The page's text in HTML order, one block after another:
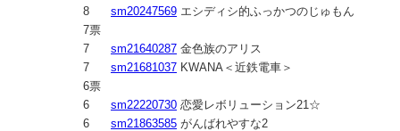
8
sm20247569 エシディシ的ふっかつのじゅもん
7票
7
sm21640287 金色族のアリス
7
sm21681037 KWANA＜近鉄電車＞
6票
6
sm22220730 恋愛レボリューション21☆
6
sm21863585 がんばれやすな2